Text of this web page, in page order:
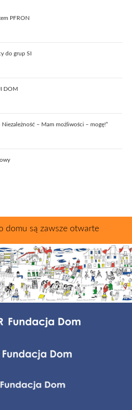
PFRON
do grup SI
DOM
Niezależność – Mam możliwości – mogę!”
domu są zawsze otwarte